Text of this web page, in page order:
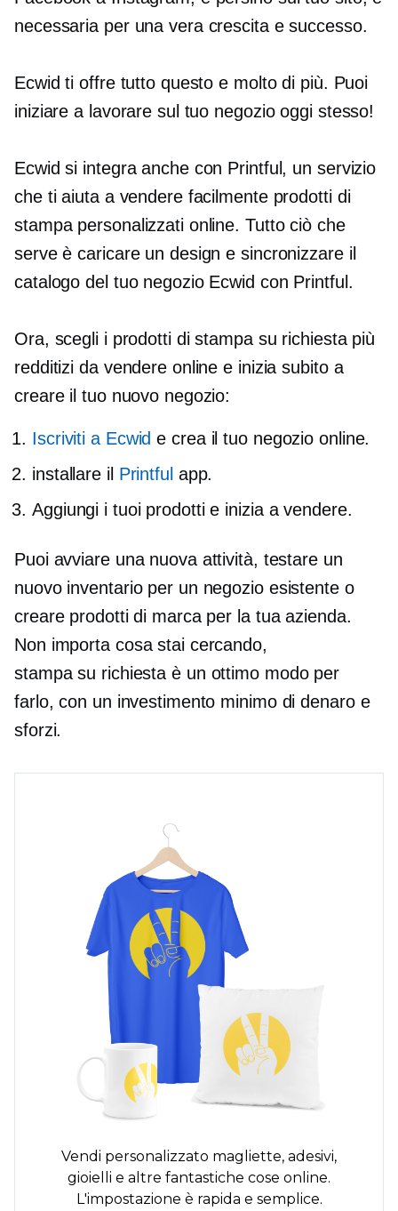
necessaria per una vera crescita e successo.
Ecwid ti offre tutto questo e molto di più. Puoi
iniziare a lavorare sul tuo negozio oggi stesso!
Ecwid si integra anche con Printful, un servizio
che ti aiuta a vendere facilmente prodotti di
stampa personalizzati online. Tutto ciò che
serve è caricare un design e sincronizzare il
catalogo del tuo negozio Ecwid con Printful.
Ora, scegli i prodotti di stampa su richiesta più
redditizi da vendere online e inizia subito a
creare il tuo nuovo negozio:
Iscriviti a Ecwid e crea il tuo negozio online.
installare il Printful app.
Aggiungi i tuoi prodotti e inizia a vendere.
Puoi avviare una nuova attività, testare un
nuovo inventario per un negozio esistente o
creare prodotti di marca per la tua azienda.
Non importa cosa stai cercando,
stampa su richiesta è un ottimo modo per
farlo, con un investimento minimo di denaro e
sforzi.
Vendi personalizzato magliette, adesivi,
gioielli e altre fantastiche cose online.
L'impostazione è rapida e semplice.